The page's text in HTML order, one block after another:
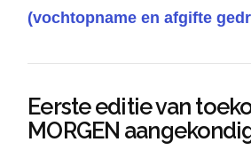
VIEW POST
(vochtopname en afgifte
Eerste editie van
MORGEN